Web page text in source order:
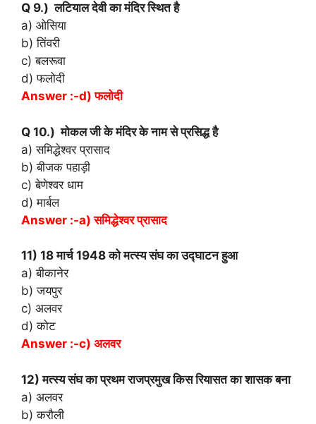
Q 9.) लटियाल देवी का मंदिर स्थित है
a) ओसिया
b) तिंवरी
c) बलरूवा
d) फलोदी
Answer :-d) फलोदी
Q 10.) मोकल जी के मंदिर के नाम से प्रसिद्ध है
a) समिद्धेश्वर प्रासाद
b) बीजक पहाड़ी
c) बेणेश्वर धाम
d) मार्बल
Answer :-a) समिद्धेश्वर प्रासाद
11) 18 मार्च 1948 को मत्स्य संघ का उद्घाटन हुआ
a) बीकानेर
b) जयपुर
c) अलवर
d) कोट
Answer :-c) अलवर
12) मत्स्य संघ का प्रथम राजप्रमुख किस रियासत का शासक बना
a) अलवर
b) करौली